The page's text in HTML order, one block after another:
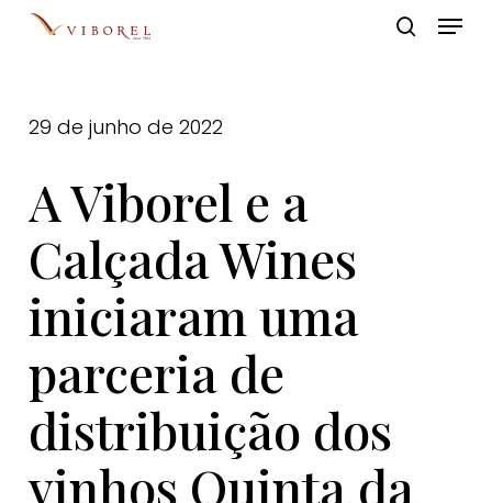
Skip
Menu
29 de junho de 2022
A Viborel e a
Calçada Wines
iniciaram uma
parceria de
distribuição dos
vinhos Quinta da